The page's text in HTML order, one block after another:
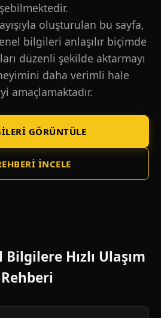
oluşturulan bu sayfa,
bilgileri anlaşılır biçimde
düzenli şekilde aktarmayı
daha verimli hale
amaçlamaktadır.
GÖRÜNTÜLE
İNCELE
Hızlı Ulaşım
Rehberi